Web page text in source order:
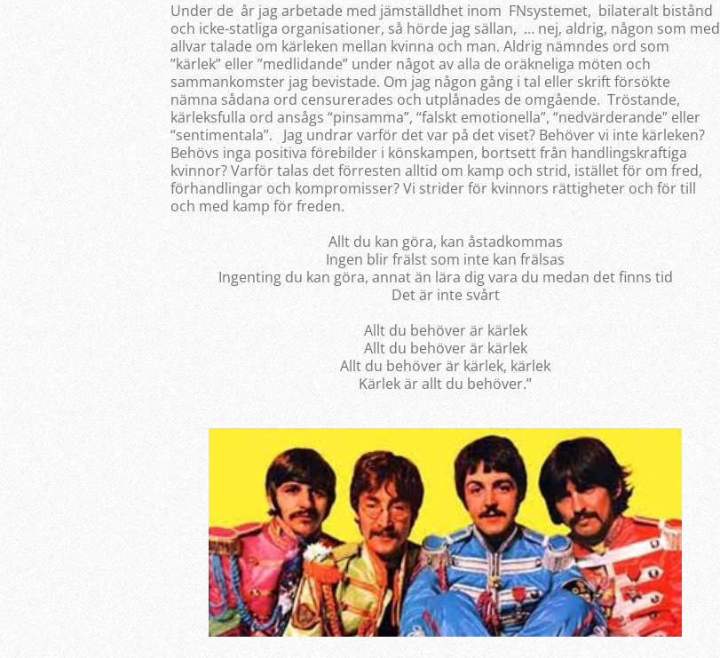
Under de år jag arbetade med jämställdhet inom FNsystemet, bilateralt bistånd
och icke-statliga organisationer, så hörde jag sällan, … nej, aldrig, någon som med
allvar talade om kärleken mellan kvinna och man. Aldrig nämndes ord som
”kärlek” eller ”medlidande” under något av alla de oräkneliga möten och
sammankomster jag bevistade. Om jag någon gång i tal eller skrift försökte
nämna sådana ord censurerades och utplånades de omgående. Tröstande,
kärleksfulla ord ansågs “pinsamma”, “falskt emotionella”, “nedvärderande” eller
“sentimentala”. Jag undrar varför det var på det viset? Behöver vi inte kärleken?
Behövs inga positiva förebilder i könskampen, bortsett från handlingskraftiga
kvinnor? Varför talas det förresten alltid om kamp och strid, istället för om fred,
förhandlingar och kompromisser? Vi strider för kvinnors rättigheter och för till
och med kamp för freden.
Allt du kan göra, kan åstadkommas
Ingen blir frälst som inte kan frälsas
Ingenting du kan göra, annat än lära dig vara du medan det finns tid
Det är inte svårt
Allt du behöver är kärlek
Allt du behöver är kärlek
Allt du behöver är kärlek, kärlek
Kärlek är allt du behöver.”